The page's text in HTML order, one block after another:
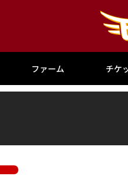
ファーム チケ